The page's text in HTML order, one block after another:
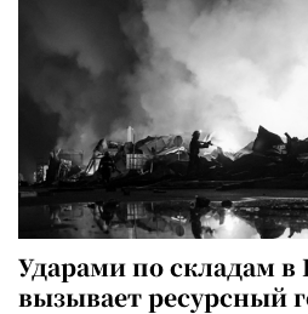
Ударами по складам в
вызывает ресурсный